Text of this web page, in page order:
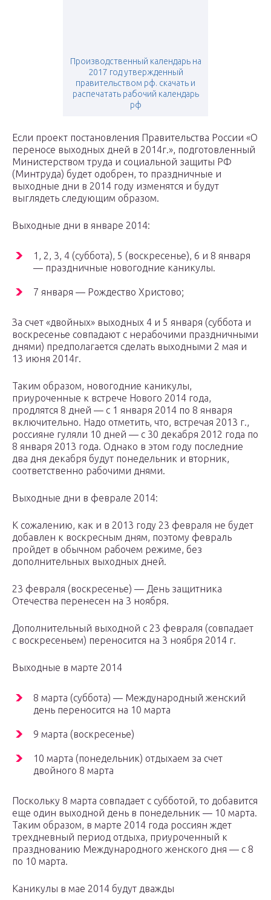
Производственный календарь на
2017 год утвержденный
правительством рф. скачать и
распечатать рабочий календарь
рф
Если проект постановления Правительства России «О
переносе выходных дней в 2014г.», подготовленный
Министерством труда и социальной защиты РФ
(Минтруда) будет одобрен, то праздничные и
выходные дни в 2014 году изменятся и будут
выглядеть следующим образом.
Выходные дни в январе 2014:
1, 2, 3, 4 (суббота), 5 (воскресенье), 6 и 8 января
— праздничные новогодние каникулы.
7 января — Рождество Христово;
За счет «двойных» выходных 4 и 5 января (суббота и
воскресенье совпадают с нерабочими праздничными
днями) предполагается сделать выходными 2 мая и
13 июня 2014г.
Таким образом, новогодние каникулы,
приуроченные к встрече Нового 2014 года,
продлятся 8 дней — с 1 января 2014 по 8 января
включительно. Надо отметить, что, встречая 2013 г.,
россияне гуляли 10 дней — с 30 декабря 2012 года по
8 января 2013 года. Однако в этом году последние
два дня декабря будут понедельник и вторник,
соответственно рабочими днями.
Выходные дни в феврале 2014:
К сожалению, как и в 2013 году 23 февраля не будет
добавлен к воскресным дням, поэтому февраль
пройдет в обычном рабочем режиме, без
дополнительных выходных дней.
23 февраля (воскресенье) — День защитника
Отечества перенесен на 3 ноября.
Дополнительный выходной с 23 февраля (совпадает
с воскресеньем) переносится на 3 ноября 2014 г.
Выходные в марте 2014
8 марта (суббота) — Международный женский
день переносится на 10 марта
9 марта (воскресенье)
10 марта (понедельник) отдыхаем за счет
двойного 8 марта
Поскольку 8 марта совпадает с субботой, то добавится
еще один выходной день в понедельник — 10 марта.
Таким образом, в марте 2014 года россиян ждет
трехдневный период отдыха, приуроченный к
празднованию Международного женского дня — с 8
по 10 марта.
Каникулы в мае 2014 будут дважды